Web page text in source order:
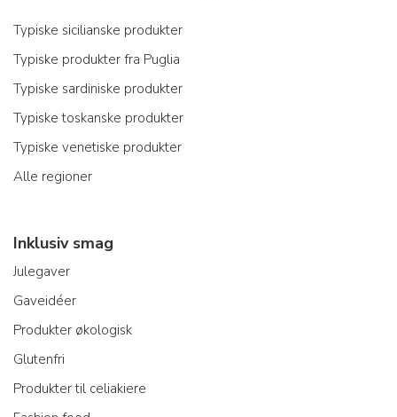
Typiske sicilianske produkter
Typiske produkter fra Puglia
Typiske sardiniske produkter
Typiske toskanske produkter
Typiske venetiske produkter
Alle regioner
Inklusiv smag
Julegaver
Gaveidéer
Produkter økologisk
Glutenfri
Produkter til celiakiere